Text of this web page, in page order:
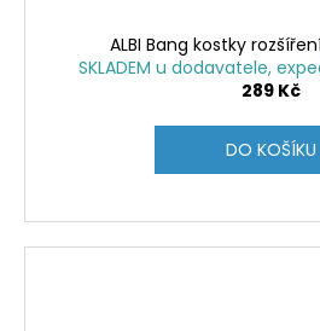
ALBI Bang kostky
SKLADEM u dodavatele,
289 Kč
DO KOŠÍKU